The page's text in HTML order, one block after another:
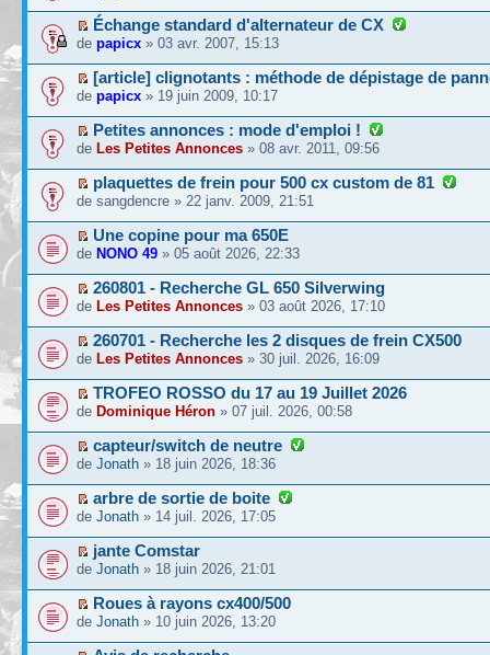
Échange standard d'alternateur de CX
de papicx » 03 avr. 2007, 15:13
[article] clignotants : méthode de dépistage de
de papicx » 19 juin 2009, 10:17
Petites annonces : mode d'emploi !
de Les Petites Annonces » 08 avr. 2011, 09:56
plaquettes de frein pour 500 cx custom de 81
de sangdencre » 22 janv. 2009, 21:51
Une copine pour ma 650E
de NONO 49 » 05 août 2026, 22:33
260801 - Recherche GL 650 Silverwing
de Les Petites Annonces » 03 août 2026, 17:10
260701 - Recherche les 2 disques de frein CX500
de Les Petites Annonces » 30 juil. 2026, 16:09
TROFEO ROSSO du 17 au 19 Juillet 2026
de Dominique Héron » 07 juil. 2026, 00:58
capteur/switch de neutre
de Jonath » 18 juin 2026, 18:36
arbre de sortie de boite
de Jonath » 14 juil. 2026, 17:05
jante Comstar
de Jonath » 18 juin 2026, 21:01
Roues à rayons cx400/500
de Jonath » 10 juin 2026, 13:20